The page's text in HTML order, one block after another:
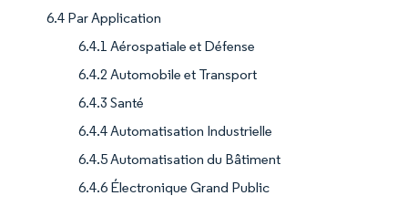
6.4 Par Application
6.4.1 Aérospatiale et Défense
6.4.2 Automobile et Transport
6.4.3 Santé
6.4.4 Automatisation Industrielle
6.4.5 Automatisation du Bâtiment
6.4.6 Électronique Grand Public